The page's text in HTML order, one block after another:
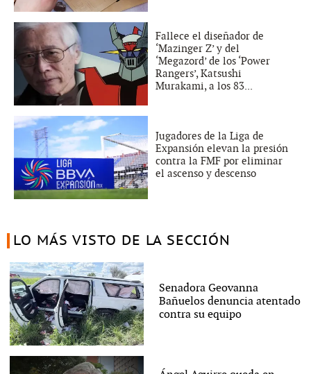
Fallece el diseñador de
‘Mazinger Z’ y del
‘Megazord’ de los ‘Power
Rangers’, Katsushi
Murakami, a los 83...
Jugadores de la Liga de
Expansión elevan la presión
contra la FMF por eliminar
el ascenso y descenso
LO MÁS VISTO DE LA SECCIÓN
Senadora Geovanna
Bañuelos denuncia atentado
contra su equipo